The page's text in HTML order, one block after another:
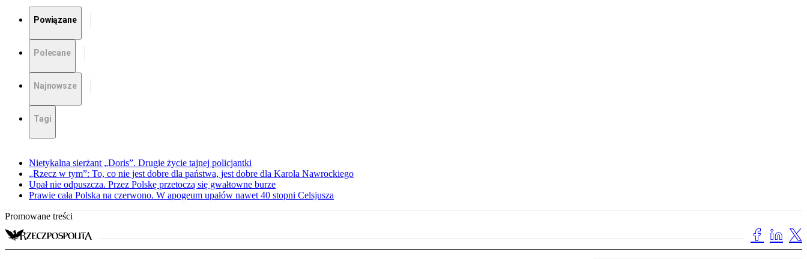
Powiązane
Polecane
Najnowsze
Tagi
Nietykalna sierżant „Doris”. Drugie życie tajnej policjantki
„Rzecz w tym”: To, co nie jest dobre dla państwa, jest dobre dla Karola Nawrockiego
Upał nie odpuszcza. Przez Polskę przetoczą się gwałtowne burze
Prawie cała Polska na czerwono. W apogeum upałów nawet 40 stopni Celsjusza
Promowane treści